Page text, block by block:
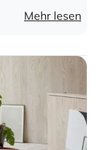
Mehr lesen